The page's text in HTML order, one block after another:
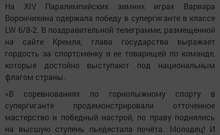
На XIV Паралимпийских зимних играх Варвара
Ворончихина одержала победу в супергиганте в классе
LW 6/8-2. В поздравительной телеграмме, размещенной
на сайте Кремля, глава государства выражает
гордость за спортсменку и ее товарищей по команде,
которые достойно выступают под национальным
флагом страны.
«В соревнованиях по горнолыжному спорту в
супергиганте продемонстрировали отточенное
мастерство и победный настрой, по праву поднялись
на высшую ступень пьедестала почёта. Молодец! И